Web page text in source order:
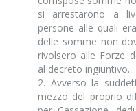
si arrestarono a
persone alle quali
delle somme non
rivolsero alle Forze
al decreto ingiuntivo.
2. Avverso la
mezzo del proprio